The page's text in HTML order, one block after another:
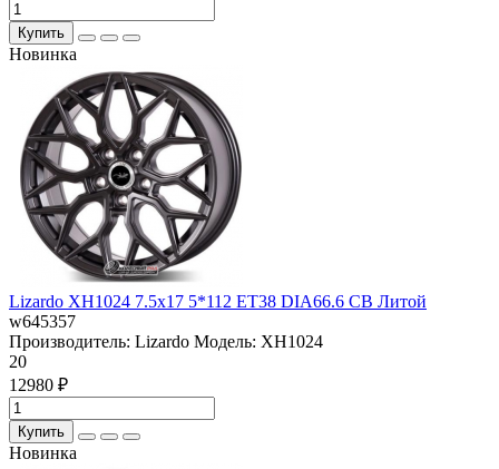
Купить
Новинка
Lizardo XH1024 7.5x17 5*112 ET38 DIA66.6 CB Литой
w645357
Производитель: Lizardo Модель: XH1024
20
12980 ₽
Купить
Новинка